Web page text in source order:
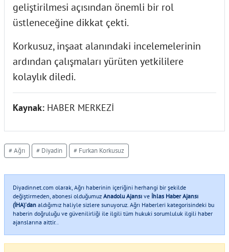
geliştirilmesi açısından önemli bir rol
üstleneceğine dikkat çekti.
Korkusuz, inşaat alanındaki incelemelerinin
ardından çalışmaları yürüten yetkililere
kolaylık diledi.
Kaynak: HABER MERKEZİ
# Ağrı # Diyadin # Furkan Korkusuz
Diyadinnet.com olarak, Ağrı haberinin içeriğini herhangi bir şekilde
değiştirmeden, abonesi olduğumuz Anadolu Ajansı ve İhlas Haber Ajansı
(İHA)'dan aldığımız haliyle sizlere sunuyoruz. Ağrı Haberleri kategorisindeki bu
haberin doğruluğu ve güvenilirliği ile ilgili tüm hukuki sorumluluk ilgili haber
ajanslarına aittir..